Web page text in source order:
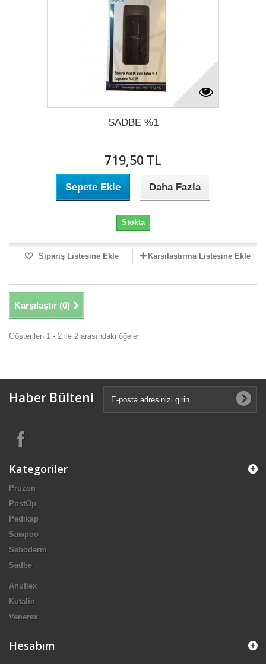
SADBE %1
719,50 TL
Sepete Ekle Daha Fazla
Stokta
Sipariş Listesine Ekle Karşılaştırma Listesine Ekle
Karşılaştır (0)
Gösterilen 1 - 2 ile 2 arasındaki öğeler
Haber Bülteni
Kategoriler
Pruzon
PostOp
Pedikap
Sawpoo
Seboderm
Sadbe
Anuflex
Kutalin
Venerex
Hesabım